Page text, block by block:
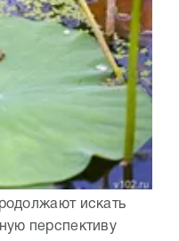
искать
перспективу